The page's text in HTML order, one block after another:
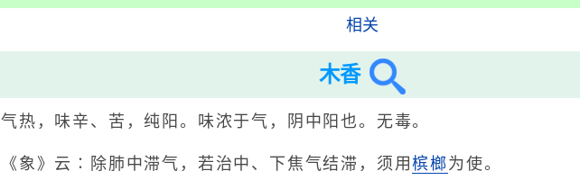
相关
木香
气热，味辛、苦，纯阳。味浓于气，阴中阳也。无毒。
《象》云∶除肺中滞气，若治中、下焦气结滞，须用槟榔为使。